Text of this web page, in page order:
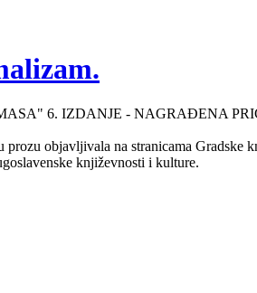
6. IZDANJE - NAGRAĐENA
prozu objavljivala na stranicama
književnosti i kulture.